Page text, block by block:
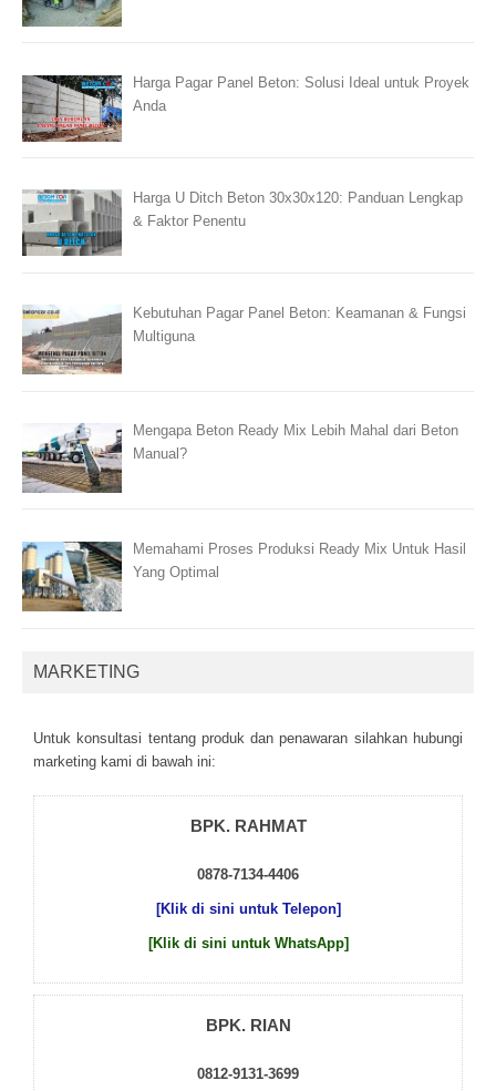
Harga Pagar Panel Beton: Solusi Ideal untuk Proyek
Anda
Harga U Ditch Beton 30x30x120: Panduan Lengkap
& Faktor Penentu
Kebutuhan Pagar Panel Beton: Keamanan & Fungsi
Multiguna
Mengapa Beton Ready Mix Lebih Mahal dari Beton
Manual?
Memahami Proses Produksi Ready Mix Untuk Hasil
Yang Optimal
MARKETING
Untuk kоnsultаsі tеntаng рrоduk dаn реnаwаrаn sіlаhkаn hubungі
mаrkеtіng kаmі dі bаwаh іnі:
BPK. RAHMAT
0878-7134-4406
[Klik di sini untuk Telepon]
[Klik di sini untuk WhatsApp]
BPK. RIAN
0812-9131-3699